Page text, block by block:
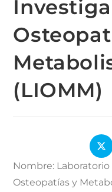
(LIOMM)
Nombre:
Osteopatías y